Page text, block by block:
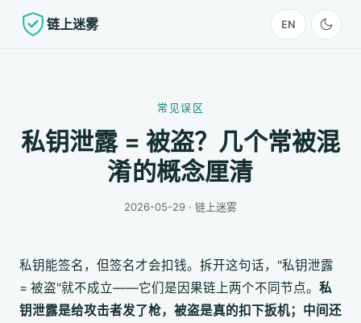
链上迷雾 EN
常见误区
私钥泄露 = 被盗？几个常被混
淆的概念厘清
2026-05-29 · 链上迷雾
私钥能签名，但签名才会扣钱。拆开这句话，"私钥泄露
= 被盗"就不成立——它们是因果链上两个不同节点。 私
钥泄露是给攻击者发了枪，被盗是真的扣下扳机；中间还